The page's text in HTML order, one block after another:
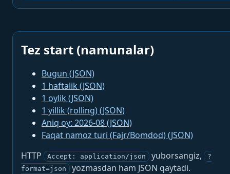
Tez start (namunalar)
Bugun (JSON)
1 haftalik (JSON)
1 oylik (JSON)
1 yillik (rolling) (JSON)
Aniq oy: 2026-08 (JSON)
Faqat namoz turi (Fajr/Bomdod) (JSON)
HTTP
Accept: application/json yuborsangiz,
?
format=json
yozmasdan ham JSON qaytadi.